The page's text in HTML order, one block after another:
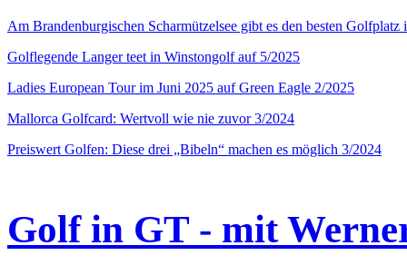
Am Brandenburgischen Scharmützelsee gibt es den besten
Golflegende Langer teet in Winstongolf auf 5/2025
Ladies European Tour im Juni 2025 auf Green Eagle 2/2025
Mallorca Golfcard: Wertvoll wie nie zuvor 3/2024
Preiswert Golfen: Diese drei „Bibeln“ machen es möglich 3/2024
Golf in GT - mit